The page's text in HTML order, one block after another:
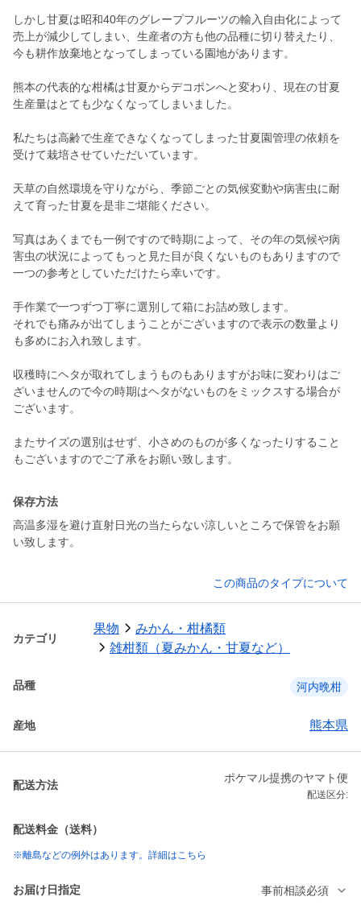
しかし甘夏は昭和40年のグレープフルーツの輸入自由化によって
売上が減少してしまい、生産者の方も他の品種に切り替えたり、
今も耕作放棄地となってしまっている園地があります。
熊本の代表的な柑橘は甘夏からデコポンへと変わり、現在の甘夏
生産量はとても少なくなってしまいました。
私たちは高齢で生産できなくなってしまった甘夏園管理の依頼を
受けて栽培させていただいています。
天草の自然環境を守りながら、季節ごとの気候変動や病害虫に耐
えて育った甘夏を是非ご堪能ください。
写真はあくまでも一例ですので時期によって、その年の気候や病
害虫の状況によってもっと見た目が良くないものもありますので
一つの参考としていただけたら幸いです。
手作業で一つずつ丁寧に選別して箱にお詰め致します。
それでも痛みが出てしまうことがございますので表示の数量より
も多めにお入れ致します。
収穫時にヘタが取れてしまうものもありますがお味に変わりはご
ざいませんので今の時期はヘタがないものをミックスする場合が
ございます。
またサイズの選別はせず、小さめのものが多くなったりすること
もございますのでご了承をお願い致します。
保存方法
高温多湿を避け直射日光の当たらない涼しいところで保管をお願
い致します。
この商品のタイプについて
カテゴリ
果物
みかん・柑橘類
雑柑類（夏みかん・甘夏など）
品種 河内晩柑
産地 熊本県
配送方法
ポケマル提携のヤマト便
配送区分:
配送料金（送料）
※離島などの例外はあります。詳細はこちら
お届け日指定 事前相談必須